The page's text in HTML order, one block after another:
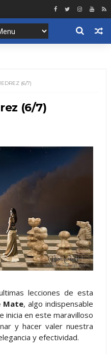
(6/7)
(6/7)
lecciones de esta
Mate, algo indispensable
inicia en este maravilloso
y hacer valer nuestra
y efectividad.